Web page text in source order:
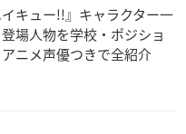
イキュー!!』キャラクター一
場人物を学校・ポジショ
ニメ声優つきで全紹介